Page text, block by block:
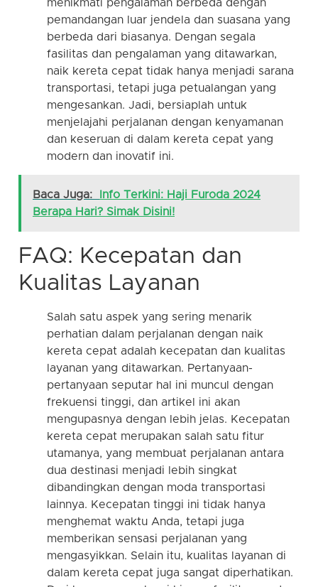
menikmati pengalaman berbeda dengan
pemandangan luar jendela dan suasana yang
berbeda dari biasanya. Dengan segala
fasilitas dan pengalaman yang ditawarkan,
naik kereta cepat tidak hanya menjadi sarana
transportasi, tetapi juga petualangan yang
mengesankan. Jadi, bersiaplah untuk
menjelajahi perjalanan dengan kenyamanan
dan keseruan di dalam kereta cepat yang
modern dan inovatif ini.
Baca Juga:
Info Terkini: Haji Furoda 2024
Berapa Hari? Simak Disini!
FAQ: Kecepatan dan
Kualitas Layanan
Salah satu aspek yang sering menarik
perhatian dalam perjalanan dengan naik
kereta cepat adalah kecepatan dan kualitas
layanan yang ditawarkan. Pertanyaan-
pertanyaan seputar hal ini muncul dengan
frekuensi tinggi, dan artikel ini akan
mengupasnya dengan lebih jelas. Kecepatan
kereta cepat merupakan salah satu fitur
utamanya, yang membuat perjalanan antara
dua destinasi menjadi lebih singkat
dibandingkan dengan moda transportasi
lainnya. Kecepatan tinggi ini tidak hanya
menghemat waktu Anda, tetapi juga
memberikan sensasi perjalanan yang
mengasyikkan. Selain itu, kualitas layanan di
dalam kereta cepat juga sangat diperhatikan.